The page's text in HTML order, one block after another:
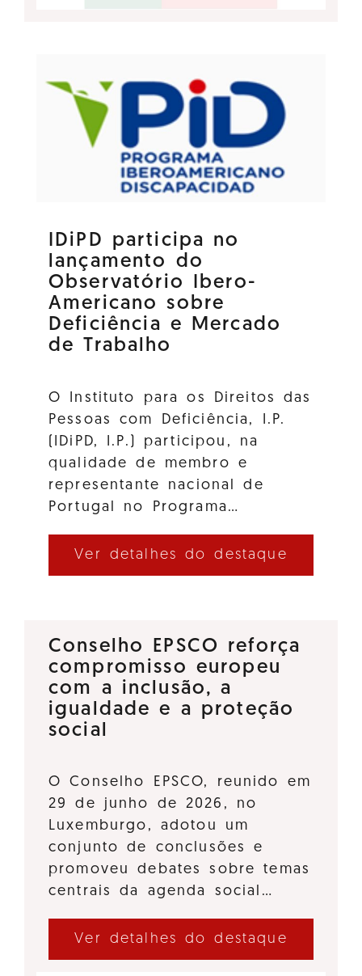
IDiPD participa no
lançamento do
Observatório Ibero-
Americano sobre
Deficiência e Mercado
de Trabalho
O Instituto para os Direitos das
Pessoas com Deficiência, I.P.
(IDiPD, I.P.) participou, na
qualidade de membro e
representante nacional de
Portugal no Programa…
Ver detalhes do destaque
Conselho EPSCO reforça
compromisso europeu
com a inclusão, a
igualdade e a proteção
social
O Conselho EPSCO, reunido em
29 de junho de 2026, no
Luxemburgo, adotou um
conjunto de conclusões e
promoveu debates sobre temas
centrais da agenda social…
Ver detalhes do destaque